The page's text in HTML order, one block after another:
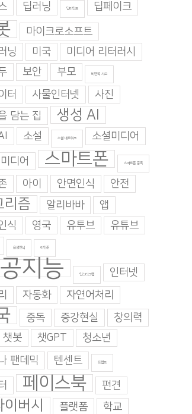
평균의 기계 — AI는 이야기
를 ‘쓰지만’ 구상하지는 않는
다
2026년 7월 27일. 월요일
|
0 댓글
배려가 만든 부정
이 완성한 붕괴
2026년 7월 23일.
0 댓글
딥러닝 딥마인드 딥페이크
마이크로소프트
닝
미국
미디어 리터러시
보안 부모 비판적 사고
터 사물인터넷
사진
담는 집
생성 AI
소설 소셜 네트워크 소셜미디어
디어 스마트폰 스마트폰 중독
아이 안면인식 안전
리즘 알리바바
앱
식
영국 유투브
유튜브
음성인식 이인준
지능 인스타그램
인터넷
자동화 자연어처리
중독 증강현실 창의력
챗봇 챗GPT
청소년
팬데믹
텐센트 트럼프
페이스북 편견
이버시 플랫폼
학교